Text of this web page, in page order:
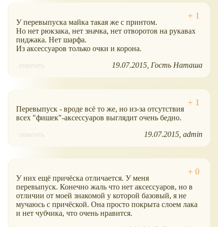
У перевыпуска майка такая же с принтом.
Но нет рюкзака, нет значка, нет отворотов на рукавах
пиджака. Нет шарфа.
Из аксессуаров только очки и корона.
ответить 19.07.2015 Гость Наташа
Перевыпуск - вроде всё то же, но из-за отсутствия
всех "фишек"-аксессуаров выглядит очень бедно.
ответить 19.07.2015 admin
У них ещё причёска отличается. У меня
перевыпуск. Конечно жаль что нет аксессуаров, но в
отличии от моей знакомой у которой базовый, я не
мучаюсь с причёской. Она просто покрыта слоем лака
и нет чубчика, что очень нравится.